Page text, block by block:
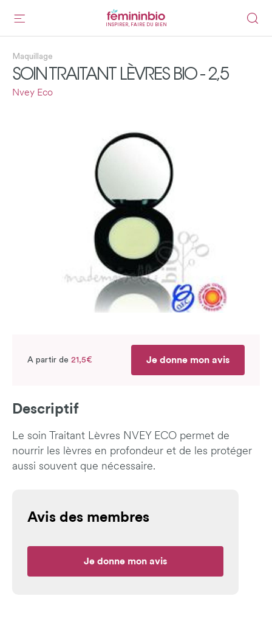
INSPIRER, FAIRE DU BIEN
Maquillage
SOIN TRAITANT LÈVRES BIO - 2,5
Nvey Eco
A partir de 21,5€ Je donne mon avis
Descriptif
Le soin Traitant Lèvres NVEY ECO permet de
nourrir les lèvres en profondeur et de les protéger
aussi souvent que nécessaire.
Avis des membres
Je donne mon avis